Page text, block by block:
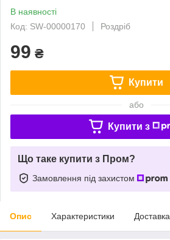
В наявності
Код: SW-00000170
Роздріб
99 ₴
Купити
або
Купити з
Що таке купити з Пром?
Замовлення під захистом
Опис Характеристики Доставка